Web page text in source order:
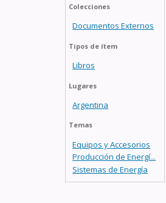
Colecciones
Documentos Externos
Tipos de ítem
Libros
Lugares
Argentina
Temas
Equipos y Accesorios
Producción de Energí...
Sistemas de Energía